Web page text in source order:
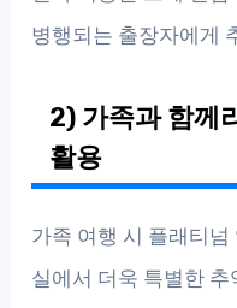
병행되는 출장자에게
2) 가족과 함께
활용
가족 여행 시 플래티
실에서 더욱 특별한